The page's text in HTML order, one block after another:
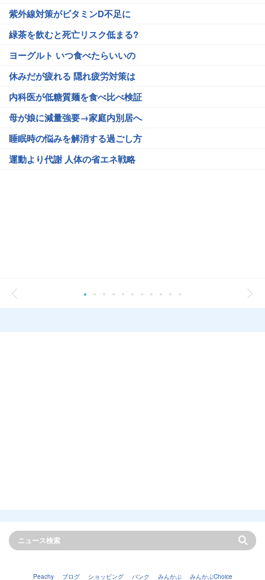
紫外線対策がビタミンD不足に
緑茶を飲むと死亡リスク低まる?
ヨーグルト いつ食べたらいいの
休みだが疲れる 隠れ疲労対策は
内科医が低糖質麺を食べ比べ検証
母が娘に減量強要→家庭内別居へ
睡眠時の悩みを解消する過ごし方
運動より代謝 人体の省エネ戦略
Peachy ブログ ショッピング バンク みんかぶ みんかぶChoice